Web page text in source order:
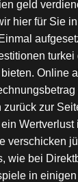
geld
hier für Sie
turkei
Online
zur
Wertverlust
verschicken
wie bei
in